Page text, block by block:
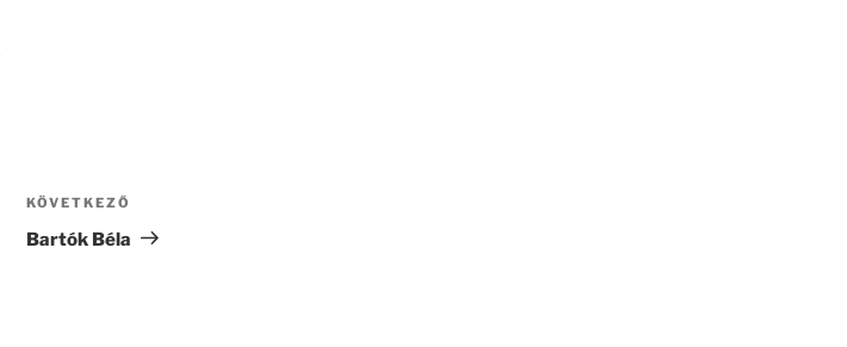
bejegyzés
KÖVETKEZŐ
Bartók Béla